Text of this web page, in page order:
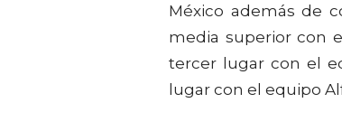
México además de
media superior con
tercer lugar con el
lugar con el equipo